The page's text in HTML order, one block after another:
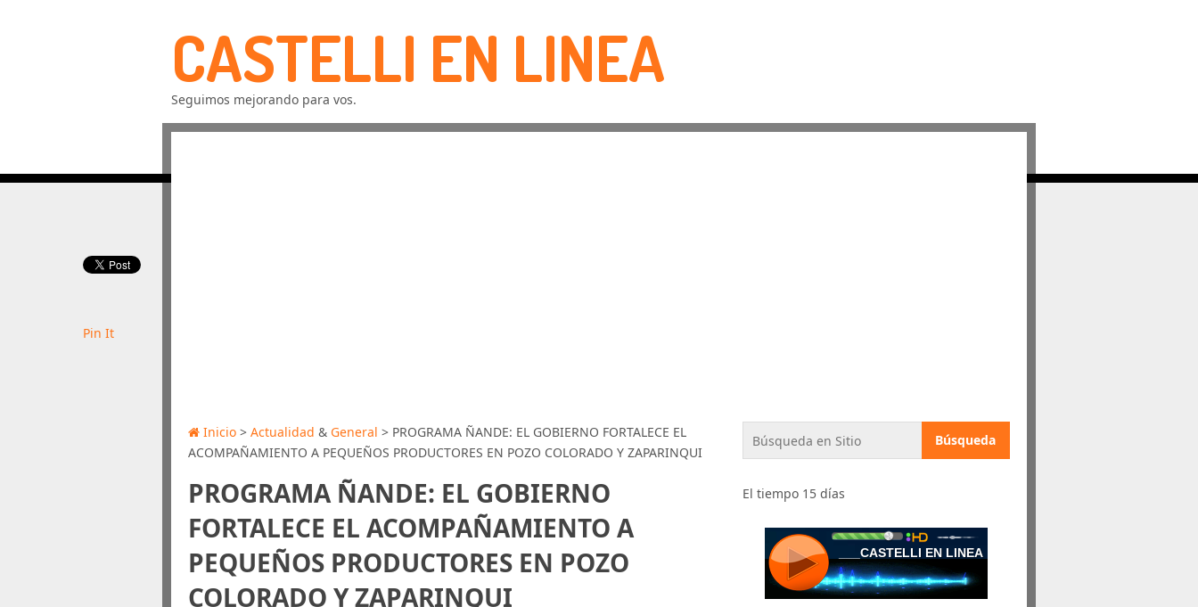
CASTELLI EN LINEA
Seguimos mejorando para vos.
Inicio >Actualidad & General > PROGRAMA ÑANDE: EL GOBIERNO FORTALECE EL
ACOMPAÑAMIENTO A PEQUEÑOS PRODUCTORES EN POZO COLORADO Y ZAPARINQUI
PROGRAMA ÑANDE: EL GOBIERNO
FORTALECE EL ACOMPAÑAMIENTO A
PEQUEÑOS PRODUCTORES EN POZO
COLORADO Y ZAPARINQUI
Pin It
El tiempo 15 días